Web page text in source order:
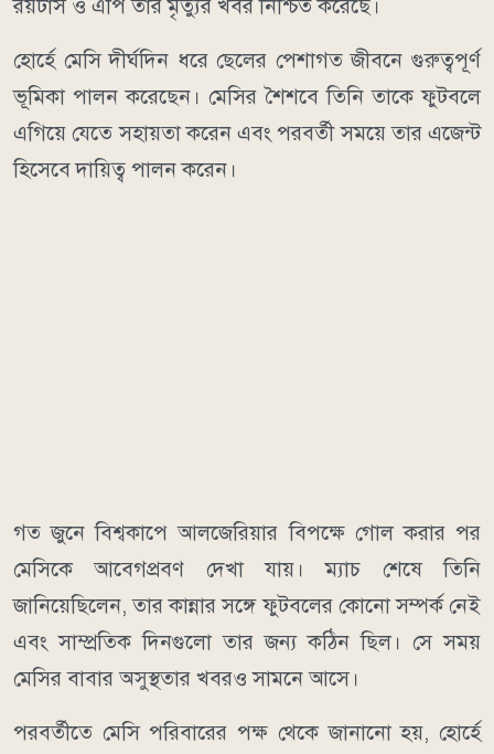
রয়টার্স ও এপি তার মৃত্যুর খবর নিশ্চিত করেছে।
হোর্হে মেসি দীর্ঘদিন ধরে ছেলের পেশাগত জীবনে গুরুত্বপূর্ণ
ভূমিকা পালন করেছেন। মেসির শৈশবে তিনি তাকে ফুটবলে
এগিয়ে যেতে সহায়তা করেন এবং পরবর্তী সময়ে তার এজেন্ট
হিসেবে দায়িত্ব পালন করেন।
গত জুনে বিশ্বকাপে আলজেরিয়ার বিপক্ষে গোল করার পর
মেসিকে আবেগপ্রবণ দেখা যায়। ম্যাচ শেষে তিনি
জানিয়েছিলেন, তার কান্নার সঙ্গে ফুটবলের কোনো সম্পর্ক নেই
এবং সাম্প্রতিক দিনগুলো তার জন্য কঠিন ছিল। সে সময়
মেসির বাবার অসুস্থতার খবরও সামনে আসে।
পরবর্তীতে মেসি পরিবারের পক্ষ থেকে জানানো হয়, হোর্হে